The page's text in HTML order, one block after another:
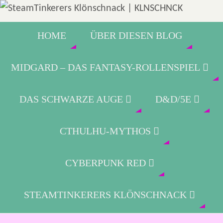
HOME ÜBER DIESEN BLOG
MIDGARD – DAS FANTASY-ROLLENSPIEL
DAS SCHWARZE AUGE D&D/5E
CTHULHU-MYTHOS
CYBERPUNK RED
STEAMTINKERERS KLÖNSCHNACK